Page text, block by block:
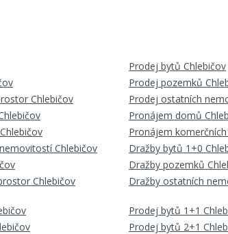
Prodej bytů Chlebičov
Prodej pozemků
Chlebičov
Prodej ostatních
Pronájem domů
Pronájem
Chlebičov
Dražby bytů 1+0
Dražby pozemků
Chlebičov
Dražby ostatních
Prodej bytů 1+1
Prodej bytů 2+1